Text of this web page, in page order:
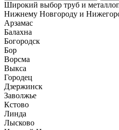
Широкий выбор труб и
Нижнему Новгороду и
Арзамас
Балахна
Богородск
Бор
Ворсма
Выкса
Городец
Дзержинск
Заволжье
Кстово
Линда
Лысково